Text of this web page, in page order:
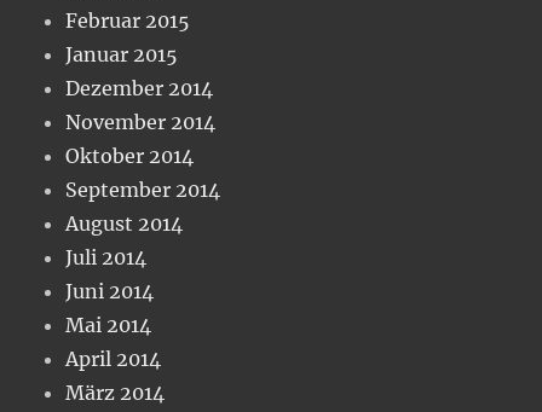
Februar 2015
Januar 2015
Dezember 2014
November 2014
Oktober 2014
September 2014
August 2014
Juli 2014
Juni 2014
Mai 2014
April 2014
März 2014